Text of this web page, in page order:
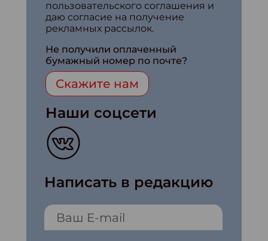
пользовательского соглашения и
даю согласие на получение
рекламных рассылок.
Не получили оплаченный
бумажный номер по почте?
Скажите нам
Наши соцсети
Написать в редакцию